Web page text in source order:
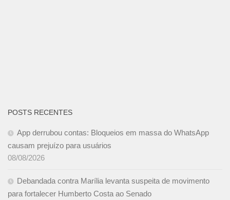
POSTS RECENTES
App derrubou contas: Bloqueios em massa do WhatsApp
causam prejuízo para usuários
08/08/2026
Debandada contra Marília levanta suspeita de movimento
para fortalecer Humberto Costa ao Senado